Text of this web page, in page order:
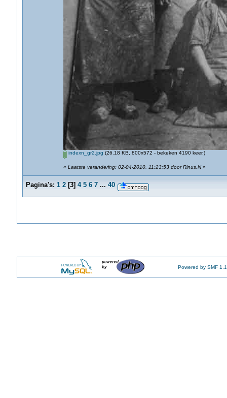
indexn_gr2.jpg (26.18 KB, 800x572 - bekeken 4190 keer.)
« Laatste verandering: 02-04-2010, 11:23:53 door Rinus.N»
Pagina's: 1 2[3] 4 5 6 7 ... 40
Powered by SMF